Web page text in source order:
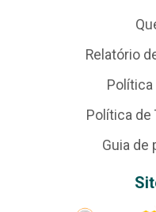
Relatório
Política de
Guia de